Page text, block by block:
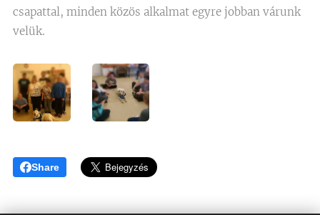
csapattal, minden közös alkalmat egyre jobban várunk
velük.
Share